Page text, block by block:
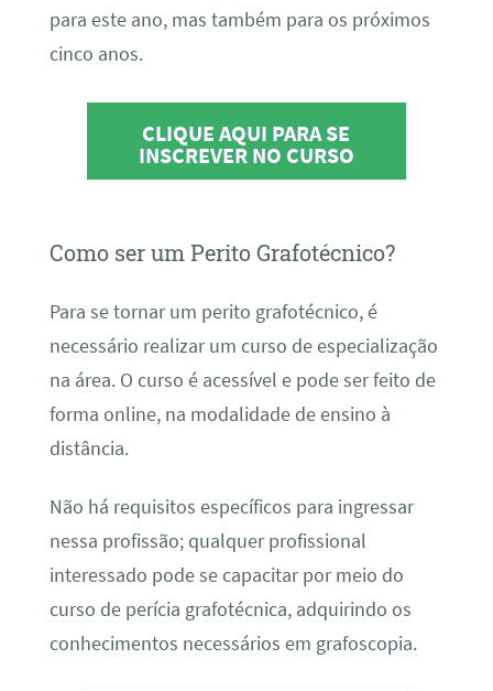
para este ano, mas também para os próximos
cinco anos.
CLIQUE AQUI PARA SE
INSCREVER NO CURSO
Como ser um Perito Grafotécnico?
Para se tornar um perito grafotécnico, é
necessário realizar um curso de especialização
na área. O curso é acessível e pode ser feito de
forma online, na modalidade de ensino à
distância.
Não há requisitos específicos para ingressar
nessa profissão; qualquer profissional
interessado pode se capacitar por meio do
curso de perícia grafotécnica, adquirindo os
conhecimentos necessários em grafoscopia.